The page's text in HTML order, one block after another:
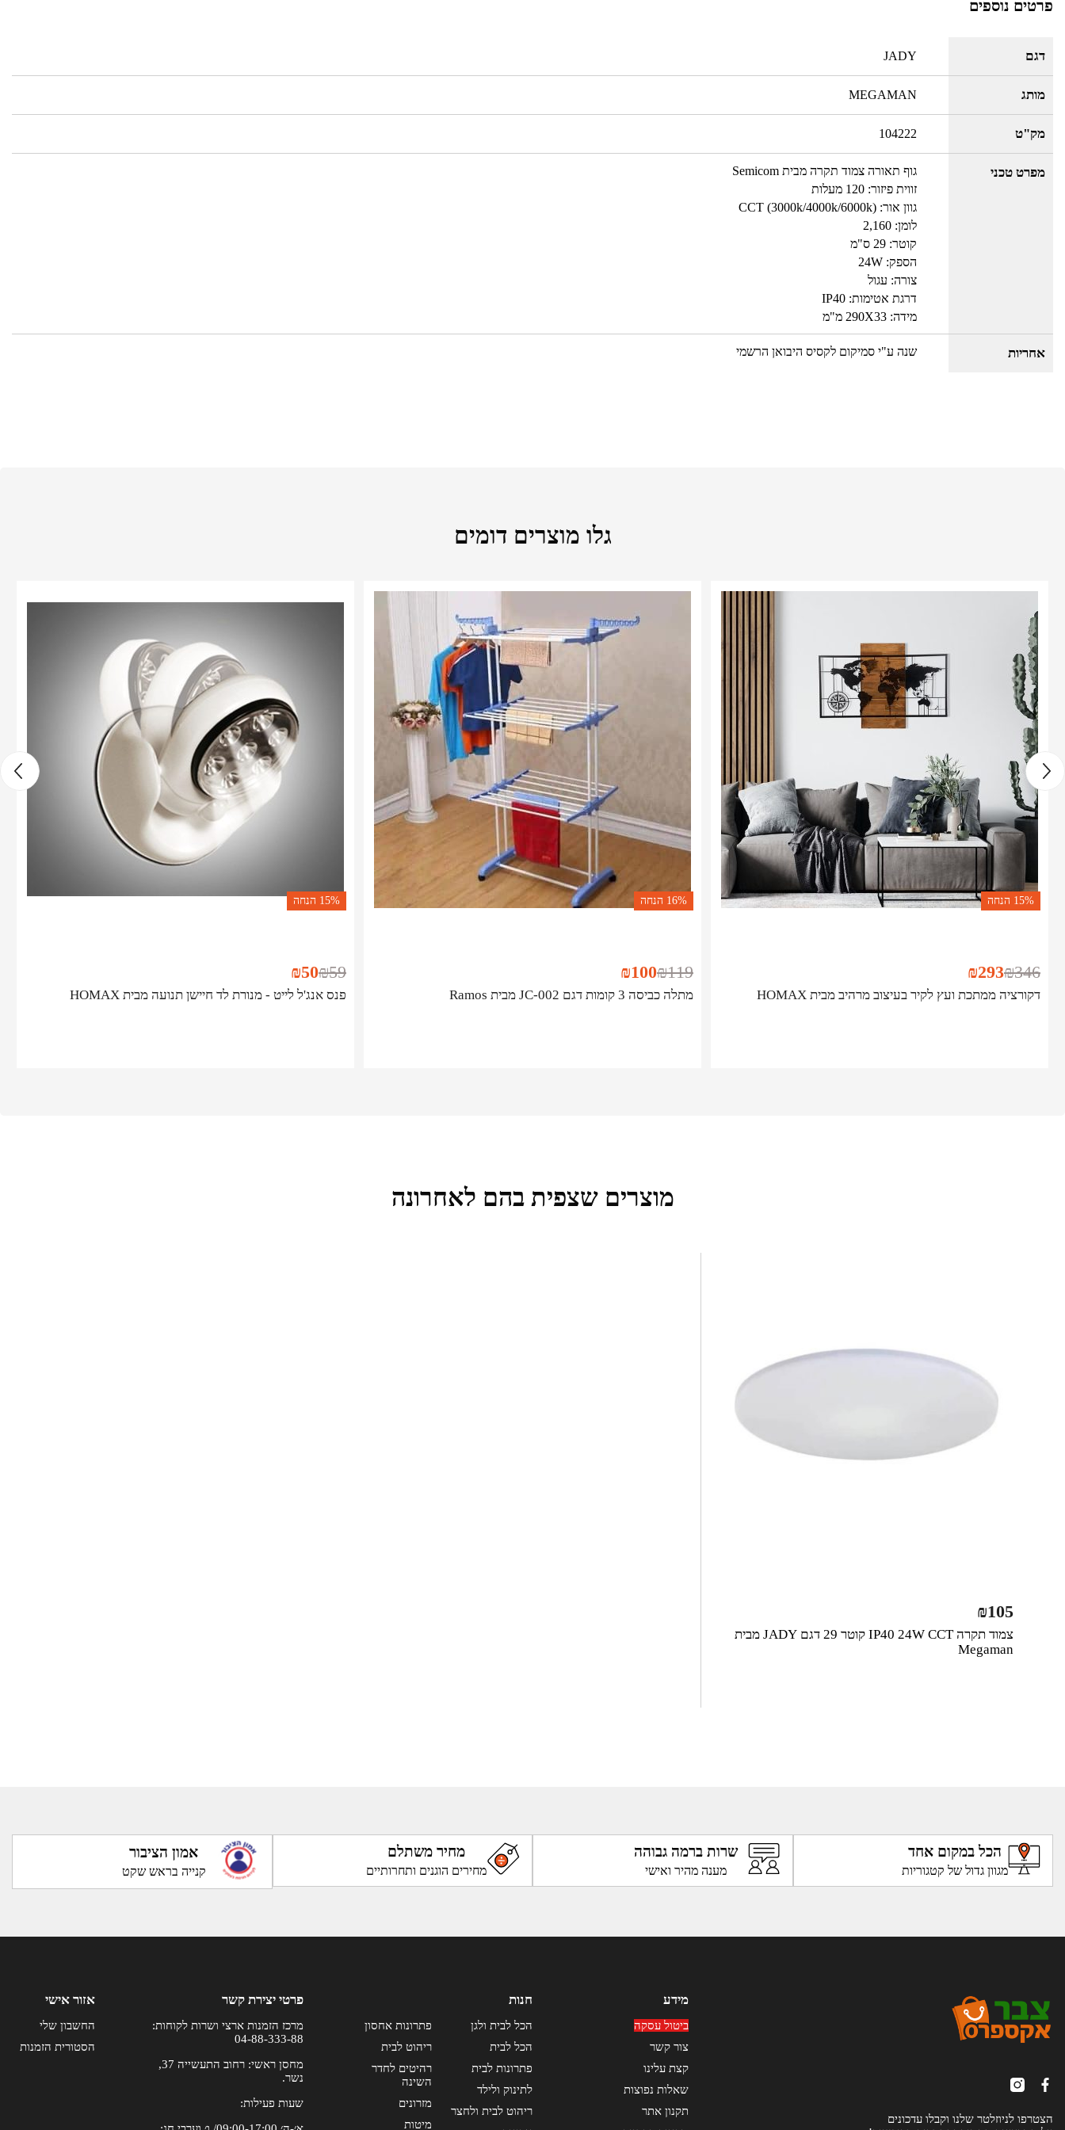
פרטים נוספים
דגם JADY
מותג MEGAMAN
מק"ט 104222
מפרט טכני
גוף תאורה צמוד תקרה מבית Semicom
זווית פיזור: 120 מעלות
גוון אור: CCT (3000k/4000k/6000k)
לומן: 2,160
קוטר: 29 ס"מ
הספק: 24W
צורה: עגול
דרגת אטימות: IP40
מידה: 290X33 מ"מ
אחריות שנה ע"י סמיקום לקסיס היבואן הרשמי
גלו מוצרים דומים
15% הנחה
דקורציה ממתכת ועץ לקיר בעיצוב מרהיב מבית HOMAX
₪346
₪293
16% הנחה
מתלה כביסה 3 קומות דגם JC-002 מבית Ramos
₪119
₪100
15% הנחה
פנס אנג'ל לייט - מנורת לד חיישן תנועה מבית HOMAX
₪59
₪50
מוצרים שצפית בהם לאחרונה
צמוד תקרה IP40 24W CCT קוטר 29 דגם JADY מבית
Megaman
₪105
הכל במקום אחד
מגוון גדול של קטגוריות
שרות ברמה גבוהה
מענה מהיר ואישי
מחיר משתלם
מחירים הוגנים ותחרותיים
אמון הציבור
קנייה בראש שקט
הצטרפו לניוזלטר שלנו וקבלו עדכונים
מידע
ביטול עסקה
צור קשר
קצת עלינו
שאלות נפוצות
תקנון אתר
חנות
הכל לבית ולגן
הכל לבית
פתרונות לבית
לתינוק ולילד
ריהוט לבית ולחצר
פתרונות אחסון
ריהוט לבית
רהיטים לחדר
השינה
מזרונים
מיטות
פרטי יצירת קשר
מרכז הזמנות ארצי ושרות לקוחות:
04-88-333-88
מחסן ראשי: רחוב התעשייה 37,
נשר.
שעות פעילות:
אזור אישי
החשבון שלי
הסטורית הזמנות